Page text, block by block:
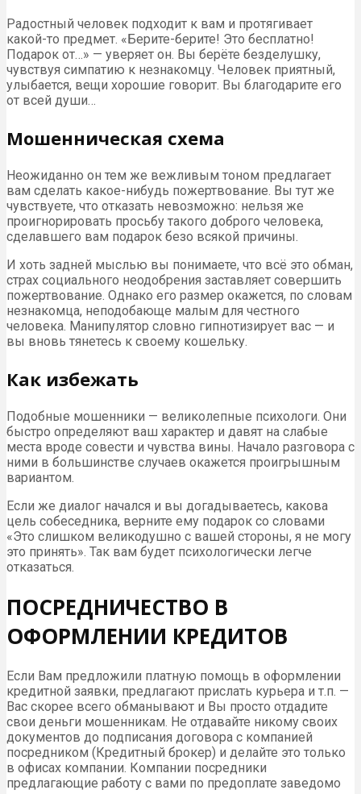
Радостный человек подходит к вам и протягивает
какой-то предмет. «Берите-берите! Это бесплатно!
Подарок от…» — уверяет он. Вы берёте безделушку,
чувствуя симпатию к незнакомцу. Человек приятный,
улыбается, вещи хорошие говорит. Вы благодарите его
от всей души…
Мошенническая схема
Неожиданно он тем же вежливым тоном предлагает
вам сделать какое-нибудь пожертвование. Вы тут же
чувствуете, что отказать невозможно: нельзя же
проигнорировать просьбу такого доброго человека,
сделавшего вам подарок безо всякой причины.
И хоть задней мыслью вы понимаете, что всё это обман,
страх социального неодобрения заставляет совершить
пожертвование. Однако его размер окажется, по словам
незнакомца, неподобающе малым для честного
человека. Манипулятор словно гипнотизирует вас — и
вы вновь тянетесь к своему кошельку.
Как избежать
Подобные мошенники — великолепные психологи. Они
быстро определяют ваш характер и давят на слабые
места вроде совести и чувства вины. Начало разговора с
ними в большинстве случаев окажется проигрышным
вариантом.
Если же диалог начался и вы догадываетесь, какова
цель собеседника, верните ему подарок со словами
«Это слишком великодушно с вашей стороны, я не могу
это принять». Так вам будет психологически легче
отказаться.
ПОСРЕДНИЧЕСТВО В
ОФОРМЛЕНИИ КРЕДИТОВ
Если Вам предложили платную помощь в оформлении
кредитной заявки, предлагают прислать курьера и т.п. —
Вас скорее всего обманывают и Вы просто отдадите
свои деньги мошенникам. Не отдавайте никому своих
документов до подписания договора с компанией
посредником (Кредитный брокер) и делайте это только
в офисах компании. Компании посредники
предлагающие работу с вами по предоплате заведомо